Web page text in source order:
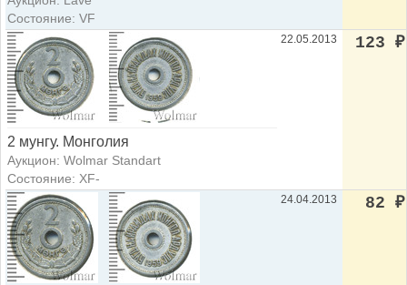
Состояние: VF
2 мунгу. Монголия
Аукцион: Wolmar Standart
Состояние: XF-
22.05.2013 123 ₽
24.04.2013 82 ₽